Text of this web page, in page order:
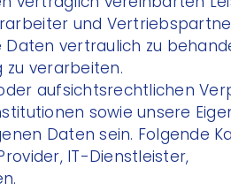
und
vertraulich zu
zu verarbeiten.
aufsichtsrechtlichen
sowie unsere
Daten sein. Folgende
IT-Dienstleister,